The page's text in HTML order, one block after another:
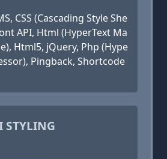
CSS (Cascading Style She
API, Html (HyperText Ma
Html5, jQuery, Php (Hype
Pingback, Shortcode
STYLING